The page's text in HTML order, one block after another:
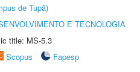
de Tupã)
E TECNOLOGIA
title: MS-5.3
Scopus
Fapesp